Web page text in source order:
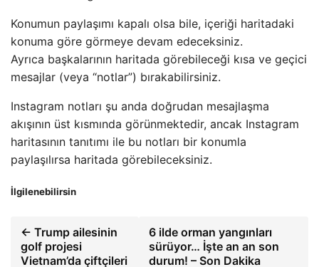
Konumun paylaşımı kapalı olsa bile, içeriği haritadaki
konuma göre görmeye devam edeceksiniz.
Ayrıca başkalarının haritada görebileceği kısa ve geçici
mesajlar (veya “notlar”) bırakabilirsiniz.
Instagram notları şu anda doğrudan mesajlaşma
akışının üst kısmında görünmektedir, ancak Instagram
haritasının tanıtımı ile bu notları bir konumla
paylaşılırsa haritada görebileceksiniz.
İlgilenebilirsin
← Trump ailesinin
golf projesi
Vietnam’da çiftçileri
6 ilde orman yangınları
sürüyor… İşte an an son
durum! – Son Dakika